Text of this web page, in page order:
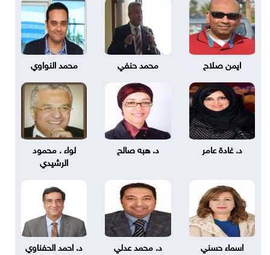
ايمن صلاح محمد حنفي محمد النواوي
د. غادة عامر د. هبه صالح
لواء . محمود
الرشيدي
اسماء حسني د. محمد عدلي د. احمد الحفناوي